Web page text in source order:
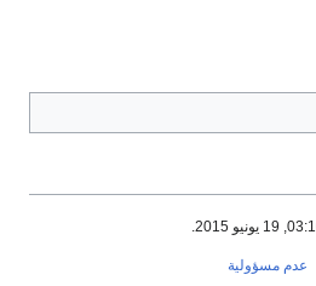
عدم مسؤولية